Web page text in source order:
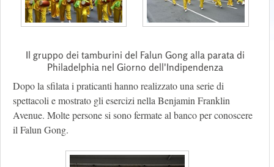
Il gruppo dei tamburini del Falun Gong alla parata di
Philadelphia nel Giorno dell'Indipendenza
Dopo la sfilata i praticanti hanno realizzato una serie di
spettacoli e mostrato gli esercizi nella Benjamin Franklin
Avenue. Molte persone si sono fermate al banco per conoscere
il Falun Gong.